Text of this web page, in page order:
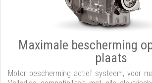
Maximale bescherming
plaats
Motor bescherming actief systeem, voor